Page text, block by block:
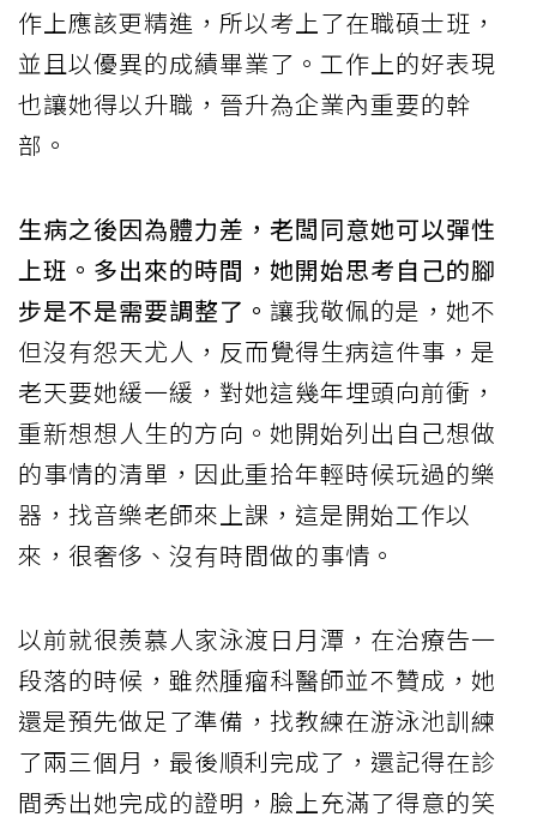
作上應該更精進，所以考上了在職碩士班，
並且以優異的成績畢業了。工作上的好表現
也讓她得以升職，晉升為企業內重要的幹
部。
生病之後因為體力差，老闆同意她可以彈性
上班。多出來的時間，她開始思考自己的腳
步是不是需要調整了。 讓我敬佩的是，她不
但沒有怨天尤人，反而覺得生病這件事，是
老天要她緩一緩，對她這幾年埋頭向前衝，
重新想想人生的方向。她開始列出自己想做
的事情的清單，因此重拾年輕時候玩過的樂
器，找音樂老師來上課，這是開始工作以
來，很奢侈、沒有時間做的事情。
以前就很羨慕人家泳渡日月潭，在治療告一
段落的時候，雖然腫瘤科醫師並不贊成，她
還是預先做足了準備，找教練在游泳池訓練
了兩三個月，最後順利完成了，還記得在診
間秀出她完成的證明，臉上充滿了得意的笑